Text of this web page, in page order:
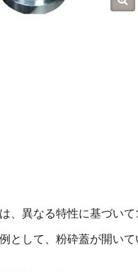
、異なる特性に基づい
として、粉砕蓋が開い